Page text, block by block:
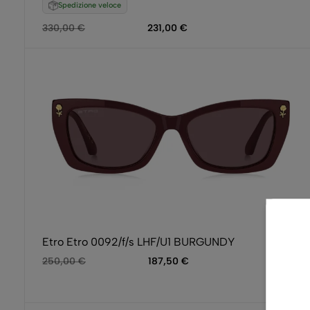
Spedizione veloce
330,00€ 231,00 €
Etro Etro 0092/f/s LHF/U1 BURGUNDY
250,00€ 187,50 €